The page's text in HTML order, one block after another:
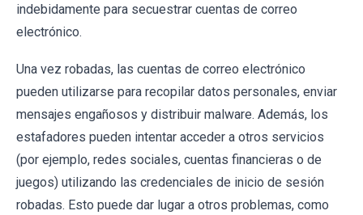
indebidamente para secuestrar cuentas de correo
electrónico.
Una vez robadas, las cuentas de correo electrónico
pueden utilizarse para recopilar datos personales, enviar
mensajes engañosos y distribuir malware. Además, los
estafadores pueden intentar acceder a otros servicios
(por ejemplo, redes sociales, cuentas financieras o de
juegos) utilizando las credenciales de inicio de sesión
robadas. Esto puede dar lugar a otros problemas, como